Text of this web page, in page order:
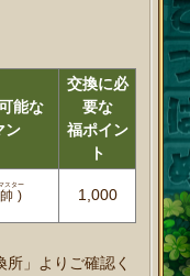
能な
ン
交換に必
要な
福ポイン
ト
)
スター
1,000
所」よりご確認く